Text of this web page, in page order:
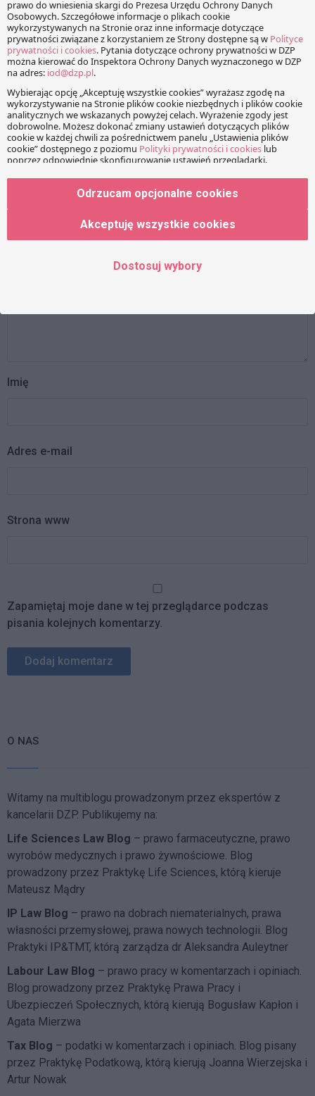
prof. Marcin Matczak
KOMENTARZE
Twój adres e-mail nie zostanie opublikowany. Wymagane
pola są oznaczone
Wiadomość
Imię
Adres e-mail
Strona www
Zapamiętaj moje dane w tej przeglądarce podczas
pisania kolejnych komentarzy.
O NAS
Witamy na multiblogu prowadzonym przez ekspertów z
kancelarii DZP. Publikujemy na:
Life Sciences Law Blog – prawo farmaceutyczne, prawo
wyrobów medycznych i prawo żywnościowe. Blog
prowadzony przez Praktykę Life Sciences, którą kieruje
Mateusz Mądry
IP Law Blog – prawo na dobrach niematerialnych, prawa
własności przemysłowej, prawa nowych technologii. Blog
Praktyki IP&TMT, którą zarządza dr Aleksandra Auleytner
Labour Law Blog – prawo pracy w komentarzach i opiniach.
Blog prowadzony przez Praktykę Prawa Pracy i
Ubezpieczeń Społecznych, którą kierują Bogusław Kapłon i
Agata Mierzwa
Tax Blog – podatki w komentarzach i opiniach. Blog pisany
przez Praktykę Podatkową, którą kierują Joanna Wierzejska i
Artur Nowak
Odrzucam opcjonalne cookies
Akceptuję wszystkie cookies
Dostosuj wybory